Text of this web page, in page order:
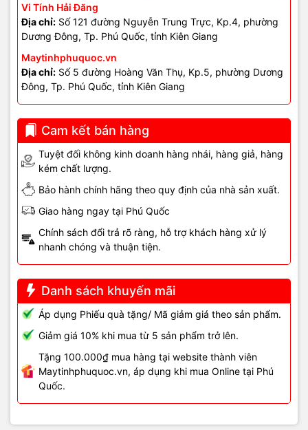
Vi Tính Hải Đăng
Địa chỉ: Số 121 đường Nguyễn Trung Trực, Kp.4, phường
Dương Đông, Tp. Phú Quốc, tỉnh Kiên Giang
Maytinhphuquoc.vn
Địa chỉ: Số 5 đường Hoàng Văn Thụ, Kp.5, phường Dương
Đông, Tp. Phú Quốc, tỉnh Kiên Giang
Cam kết bán hàng
Tuyệt đối không kinh doanh hàng nhái, hàng giả, hàng
kém chất lượng.
Bảo hành chính hãng theo quy định của nhà sản xuất.
Giao hàng ngay tại Phú Quốc
Chính sách đổi trả rõ ràng, hỗ trợ khách hàng xử lý
nhanh chóng và thuận tiện.
Danh sách khuyến mãi
Áp dụng Phiếu quà tặng/ Mã giảm giá theo sản phẩm.
Giảm giá 10% khi mua từ 5 sản phẩm trở lên.
Tặng 100.000₫ mua hàng tại website thành viên
Maytinhphuquoc.vn, áp dụng khi mua Online tại Phú
Quốc.
- Phần mềm đang sử dụng trong văn phòng.
- Tình trạng virus, mã độc và bảo mật dữ liệu.
🛠️ Khắc phục tạm thời tại
văn phòng (tham khảo)
- Khởi động lại PC khi máy bị chậm hoặc treo.
- Tắt bớt chương trình chạy nền không cần thiết.
- Dọn dẹp file rác cơ bản trên Windows.
bảo trì PC định kỳ chuyên nghiệp.
👨‍🔧 Kỹ thuật bảo trì PC văn
phòng tại Vi Tính Hải Đăng
- Kiểm tra tổng thể phần cứng và phần mềm PC.
- Vệ sinh máy tính, quạt, tản nhiệt.
- Tối ưu Windows giúp máy chạy ổn định hơn.